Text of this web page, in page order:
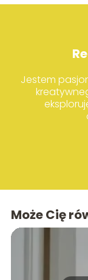
Jestem
Może Cię